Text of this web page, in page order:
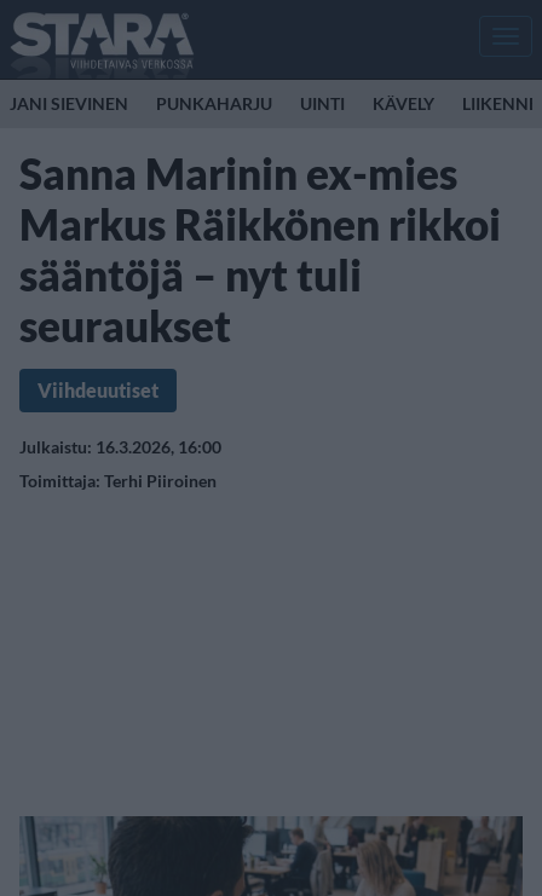
JANI SIEVINEN PUNKAHARJU UINTI KÄVELY LIIKENNE
Sanna Marinin ex-mies
Markus Räikkönen rikkoi
sääntöjä – nyt tuli
seuraukset
Viihdeuutiset
Julkaistu: 16.3.2026, 16:00
Toimittaja: Terhi Piiroinen